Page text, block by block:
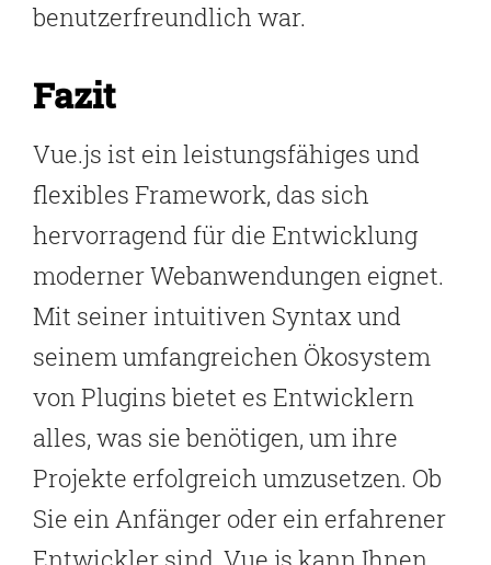
benutzerfreundlich war.
Fazit
Vue.js ist ein leistungsfähiges und
flexibles Framework, das sich
hervorragend für die Entwicklung
moderner Webanwendungen eignet.
Mit seiner intuitiven Syntax und
seinem umfangreichen Ökosystem
von Plugins bietet es Entwicklern
alles, was sie benötigen, um ihre
Projekte erfolgreich umzusetzen. Ob
Sie ein Anfänger oder ein erfahrener